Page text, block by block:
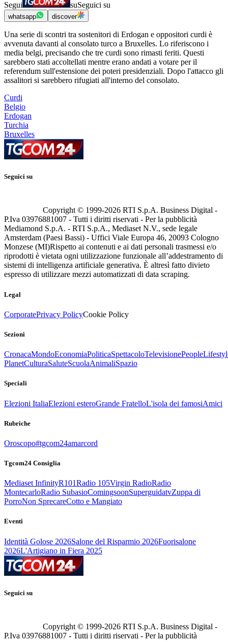
Segui suSeguici su
whatsapp discover
Una serie di scontri tra sostenitori di Erdogan e oppositori curdi è
avvenuta davanti al consolato turco a Bruxelles. Lo riferiscono i
media belgi, precisando che tre curdi sono rimasti feriti. Questi
sarebbero stati accoltellati mentre erano andati a votare per il
referendum sull'estensione dei poteri presidenziali. Dopo l'attacco gli
assalitori si sarebbero rifugiati all'interno del consolato.
Curdi
Belgio
Erdogan
Turchia
Bruxelles
Seguici su
Copyright © 1999-2026 RTI S.p.A. Business Digital -
P.Iva 03976881007 - Tutti i diritti riservati - Per la pubblicità
Mediamond S.p.A. - RTI S.p.A., Mediaset N.V., sede legale
Amsterdam (Paesi Bassi) - Uffici Viale Europa 46, 20093 Cologno
Monzese (MI)Rispetto ai contenuti e ai dati personali trasmessi e/o
riprodotti è vietata ogni utilizzazione funzionale all’addestramento di
sistemi di intelligenza artificiale generativa. È altresì fatto divieto
espresso di utilizzare mezzi automatizzati di data scraping.
Legal
CorporatePrivacy PolicyCookie Policy
Sezioni
CronacaMondoEconomiaPoliticaSpettacoloTelevisionePeople
PlanetCulturaSaluteScuolaAnimaliSpazio
Speciali
Elezioni ItaliaElezioni esteroGrande FratelloL'isola dei famosiAmici
Rubriche
Oroscopo#tgcom24amarcord
Tgcom24 Consiglia
Mediaset InfinityR101Radio 105Virgin RadioRadio
MontecarloRadio SubasioComingsoonSuperguidatvZuppa di
PorroNon SprecareCotto e Mangiato
Eventi
Identità Golose 2026Salone del Risparmio 2026Fuorisalone
2026L'Artigiano in Fiera 2025
Seguici su
Copyright © 1999-2026 RTI S.p.A. Business Digital -
P.Iva 03976881007 - Tutti i diritti riservati - Per la pubblicità